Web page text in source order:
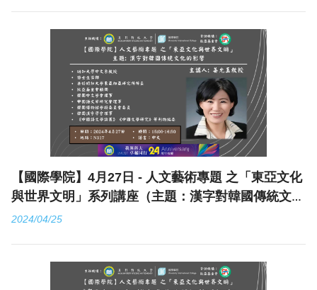
【國際學院】4月27日 - 人文藝術專題 之「東亞文化
與世界文明」系列講座（主題：漢字對韓國傳統文化
的影響）
2024/04/25